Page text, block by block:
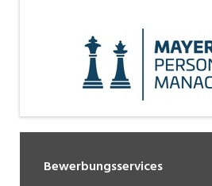
Bewerbungsservices